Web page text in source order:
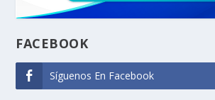
FACEBOOK
Síguenos En Facebook